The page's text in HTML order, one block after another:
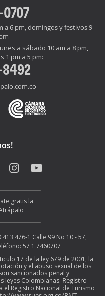
a 6 pm, domingos y festivos 9
a sábado 10 am a 8 pm,
1 pm a 5 pm:
8492
gratis la
413 476-1 Calle 99 No 10 - 57,
57 1 7460707
17 de la ley 679 de 2001, la
y el abuso sexual de los
sancionados penal y
leyes Colombianas. Registro
el Registro Nacional de Turismo